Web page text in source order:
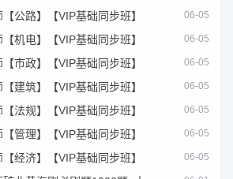
公路】【VIP基础同步班】 06-05
机电】【VIP基础同步班】 06-05
市政】【VIP基础同步班】 06-05
建筑】【VIP基础同步班】 06-05
法规】【VIP基础同步班】 06-05
管理】【VIP基础同步班】 06-05
经济】【VIP基础同步班】 06-05